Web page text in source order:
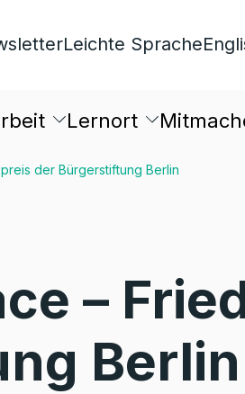
Leichte Sprache
Lernort
der Bürgerstiftung Berlin
–
Berlin